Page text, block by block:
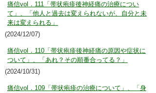
痛信vol．111「帯状疱疹後神経痛の治療につい
て」、「他人と過去は変えられないが、自分と未
来は変えられる」
(2024/12/07)
痛信vol．110「帯状疱疹後神経痛の原因や症状に
ついて」、「あれ？その順番合ってる？」
(2024/10/31)
痛信vol．109「帯状疱疹の治療について」、「身